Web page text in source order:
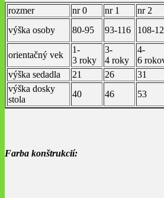
rozmer nr 0 nr 1 nr 2
výška osoby
80-95 93-116 108-
orientačný vek
1-
3 roky
3-
4 roky
4-
6
výška sedadla
21 26 31
výška dosky
stola
40 46 53
Farba konštrukcií: